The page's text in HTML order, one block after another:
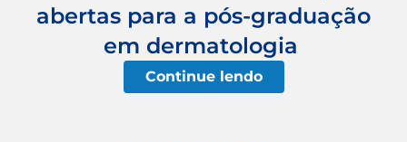
abertas para a pós-graduação
em dermatologia
Continue lendo